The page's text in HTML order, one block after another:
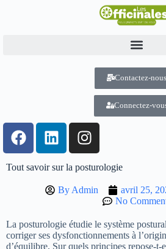
Contactez-nous
Connectez-
Tout savoir sur la posturologie
ByAdmin avril 25,
No
La posturologie étudie le système
corriger ses dysfonctionnements à
d’équilibre. Sur quels principes repose-t-